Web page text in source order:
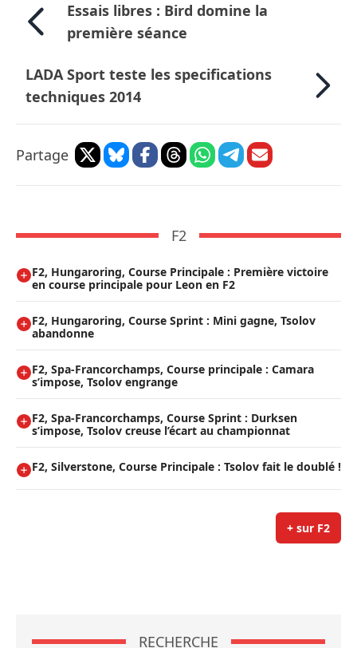
Essais libres : Bird domine la
première séance
LADA Sport teste les specifications
techniques 2014
Partage
F2
F2, Hungaroring, Course Principale : Première victoire
en course principale pour Leon en F2
F2, Hungaroring, Course Sprint : Mini gagne, Tsolov
abandonne
F2, Spa-Francorchamps, Course principale : Camara
s’impose, Tsolov engrange
F2, Spa-Francorchamps, Course Sprint : Durksen
s’impose, Tsolov creuse l’écart au championnat
F2, Silverstone, Course Principale : Tsolov fait le doublé !
+ sur F2
RECHERCHE